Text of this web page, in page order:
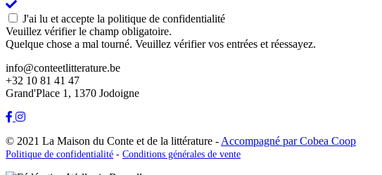
J'ai lu et accepte la politique de confidentialité
Veuillez vérifier le champ obligatoire.
Quelque chose a mal tourné. Veuillez vérifier vos entrées et réessayez.
info@conteetlitterature.be
+32 10 81 41 47
Grand'Place 1, 1370 Jodoigne
© 2021 La Maison du Conte et de la littérature -Accompagné par Cobea Coop
Politique de confidentialité - Conditions générales de vente